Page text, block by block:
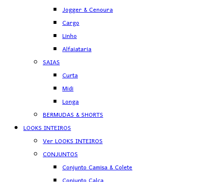
Jogger & Cenoura
Cargo
Linho
Alfaiataria
SAIAS
Curta
Midi
Longa
BERMUDAS & SHORTS
LOOKS INTEIROS
Ver LOOKS INTEIROS
CONJUNTOS
Conjunto Camisa & Colete